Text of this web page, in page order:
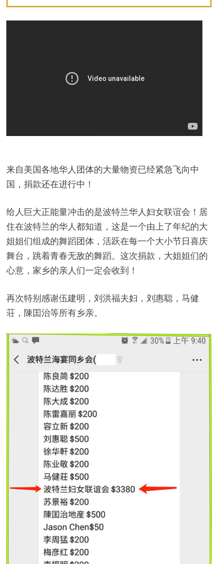
来自美国各地华人团体的大量物资已经紧急飞向中
国，捐款还在进行中！
给人巨大正能量冲击的是波特兰华人妇女联谊会！居
住在波特兰的华人都知道，这是一个由上了年纪的大
姐姐们组成的舞蹈团体，活跃在每一个大小节日喜庆
舞台，跳着青春无敌的舞蹈。这次捐款，大姐姐们的
心意，家乡的亲人们一定会收到！
再次特别感谢伍建明，刘洪福夫妇，刘惠聪，马健
荘，陳囯治等所有乡亲。